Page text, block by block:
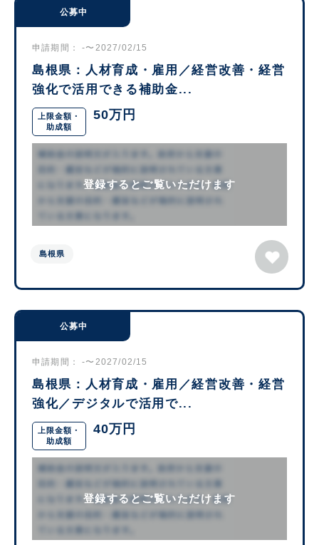
公募中
申請期間： -〜2027/02/15
島根県：人材育成・雇用／経営改善・経営
強化で活用できる補助金...
上限金額・
助成額
50万円
登録するとご覧いただけます
島根県
公募中
申請期間： -〜2027/02/15
島根県：人材育成・雇用／経営改善・経営
強化／デジタルで活用で...
上限金額・
助成額
40万円
登録するとご覧いただけます